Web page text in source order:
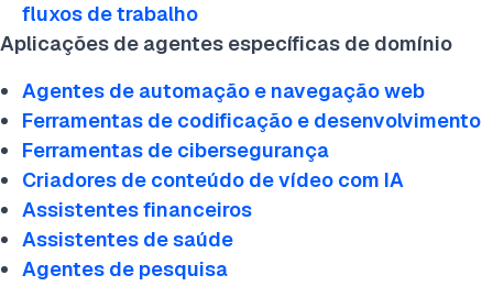
fluxos de trabalho
Aplicações de agentes específicas de domínio
Agentes de automação e navegação web
Ferramentas de codificação e desenvolvimento
Ferramentas de cibersegurança
Criadores de conteúdo de vídeo com IA
Assistentes financeiros
Assistentes de saúde
Agentes de pesquisa
Leitura adicional
Cite esta pesquisa